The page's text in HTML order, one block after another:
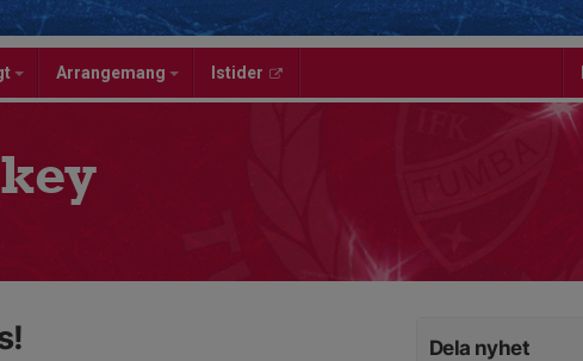
Arrangemang Istider
Dela nyhet